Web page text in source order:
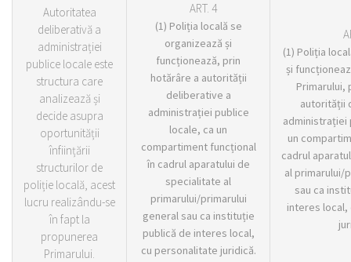
Autoritatea
deliberativă a
administrației
publice locale este
structura care
analizează și
decide asupra
oportunității
înființării
structurilor de
poliție locală, acest
lucru realizându-se
în fapt la
propunerea
Primarului.
ART. 4
(1) Poliția locală se
organizează și
funcționează, prin
hotărâre a autorității
deliberative a
administrației publice
locale, ca un
compartiment funcțional
în cadrul aparatului de
specialitate al
primarului/primarului
general sau ca instituție
publică de interes local,
cu personalitate juridică.
(1) Poliția
și
Primarului,
autorității
administrației
un
cadrul
al primarului/
sau ca
interes